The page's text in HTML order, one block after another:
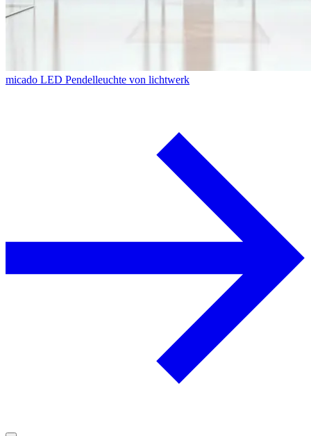
micado LED Pendelleuchte von lichtwerk